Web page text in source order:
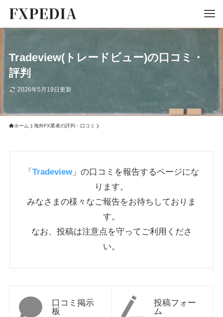
Tradeview(トレードビュー)の口コミ・
評判
2026年5月19日更新
ホーム 海外FX業者の評判・口コミ
「 Tradeview 」の口コミを報告するページにな
ります。
みなさまの様々なご報告をお待ちしておりま
す。
なお、投稿は注意点を守ってご利用くださ
い。
口コミ掲示
板
投稿フォー
ム